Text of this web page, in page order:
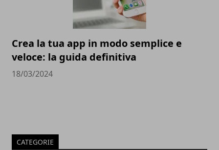
Crea la tua app in modo semplice e
veloce: la guida definitiva
18/03/2024
CATEGORIE